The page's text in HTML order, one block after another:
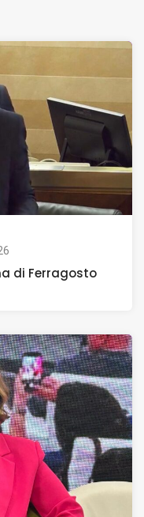
di Ferragosto